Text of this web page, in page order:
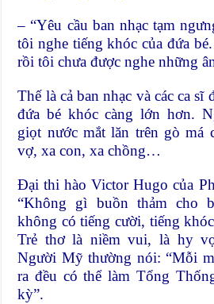
– “Yêu cầu ban nhạc tạm
tôi nghe tiếng khóc của đứa
rồi tôi chưa được nghe những
Thế là cả ban nhạc và các ca sĩ
đứa bé khóc càng lớn hơn.
giọt nước mắt lăn trên gò má
vợ, xa con, xa chồng…
Đại thi hào Victor Hugo của
“Không gì buồn thảm cho
không có tiếng cười, tiếng
Trẻ thơ là niềm vui, là hy
Người Mỹ thường nói: “Mỗi
ra đều có thể làm Tổng
kỳ”.